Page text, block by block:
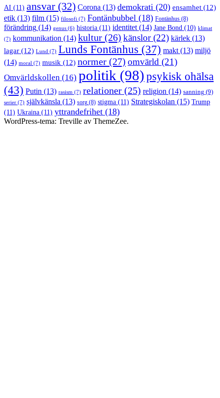
AI (11) ansvar(32) Corona (13) demokrati (20) ensamhet (12)
etik (13) film (15) filosofi (7) Fontänbubbel (18) Fontänhus (8)
förändring (14) genus (6) historia (11) identitet (14) Jane Bond (10) klimat
(7) kommunikation (14) kultur (26) känslor(22) kärlek (13)
lagar (12) Lund (7) Lunds Fontänhus (37) makt (13) miljö
(14) moral (7) musik (12) normer (27) omvärld (21)
Omvärldskollen (16) politik (98)psykisk ohälsa
(43) Putin (13) rasism (7) relationer (25) religion (14) sanning (9)
serier (7) självkänsla (13) sorg (8) stigma (11) Strategiskolan (15) Trump
(11) Ukraina (11) yttrandefrihet (18)
WordPress-tema: Treville av ThemeZee.